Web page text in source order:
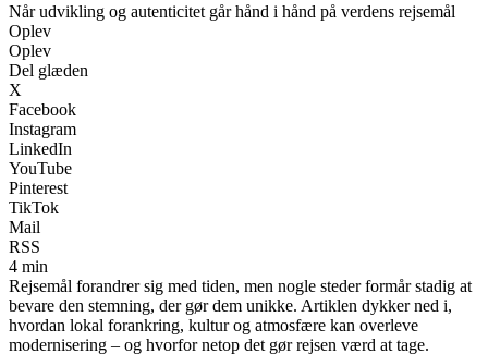
Når udvikling og autenticitet går hånd i hånd på verdens rejsemål
Oplev
Oplev
Del glæden
X
Facebook
Instagram
LinkedIn
YouTube
Pinterest
TikTok
Mail
RSS
4 min
Rejsemål forandrer sig med tiden, men nogle steder formår stadig at
bevare den stemning, der gør dem unikke. Artiklen dykker ned i,
hvordan lokal forankring, kultur og atmosfære kan overleve
modernisering – og hvorfor netop det gør rejsen værd at tage.